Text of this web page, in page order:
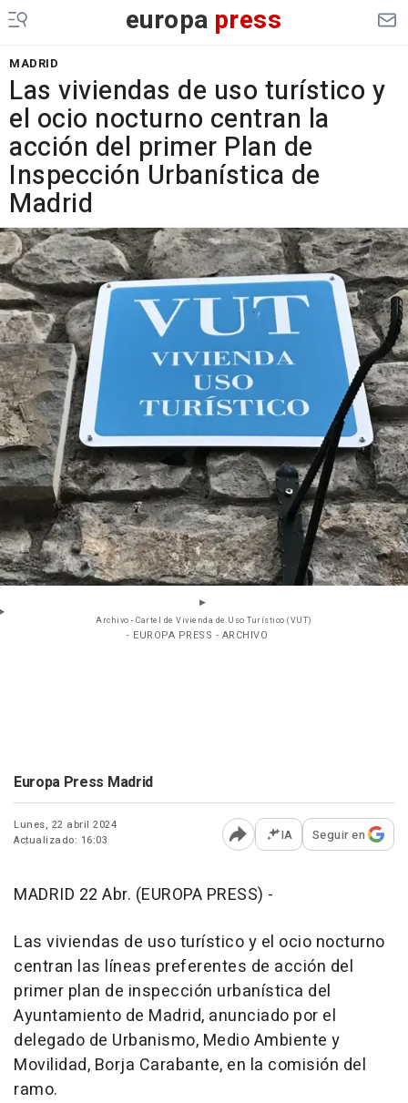
europa press
MADRID
Las viviendas de uso turístico y
el ocio nocturno centran la
acción del primer Plan de
Inspección Urbanística de
Madrid
Archivo - Cartel de Vivienda de Uso Turístico (VUT)
- EUROPA PRESS - ARCHIVO
Europa Press Madrid
Lunes, 22 abril 2024
Actualizado: 16:03
Abrir opciones para
IA Seguir en
MADRID 22 Abr. (EUROPA PRESS) -
Las viviendas de uso turístico y el ocio nocturno
centran las líneas preferentes de acción del
primer plan de inspección urbanística del
Ayuntamiento de Madrid, anunciado por el
delegado de Urbanismo, Medio Ambiente y
Movilidad, Borja Carabante, en la comisión del
ramo.